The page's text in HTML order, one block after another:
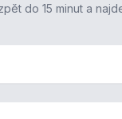
do 15 minut a